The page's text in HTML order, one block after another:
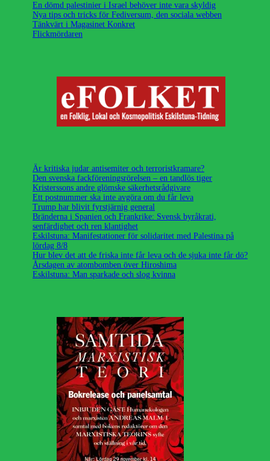
En dömd palestinier i Israel behöver inte vara skyldig
Nya tips och tricks för Fediversum, den sociala webben
Tänkvärt i Magasinet Konkret
Flickmördaren
Är kritiska judar antisemiter och terroristkramare?
Den svenska fackföreningsrörelsen – en tandlös tiger
Kristerssons andre glömske säkerhetsrådgivare
Ett postnummer ska inte avgöra om du får leva
Trump har blivit fyrstjärnig general
Bränderna i Spanien och Frankrike: Svensk byråkrati,
senfärdighet och ren klantighet
Eskilstuna: Manifestationer för solidaritet med Palestina på
lördag 8/8
Hur blev det att de friska inte får leva och de sjuka inte får dö?
Årsdagen av atombomben över Hiroshima
Eskilstuna: Man sparkade och slog kvinna